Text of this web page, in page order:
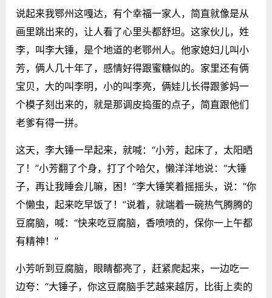
说起来我鄂州这嘎达，有个幸福一家人，简直就像是从
画里跳出来的，让人看了心里头都舒坦。这家伙儿，姓
李，叫李大锤，是个地道的老鄂州人。他家媳妇儿叫小
芳，俩人几十年了，感情好得跟蜜糖似的。家里还有俩
宝贝，大的叫李明，小的叫李亮，俩娃儿长得跟爹妈一
个模子刻出来的，就是那调皮捣蛋的点子，简直跟他们
老爹有得一拼。
这天，李大锤一早起来，就喊：“小芳，起床了，太阳晒
了！”小芳翻了个身，打了个哈欠，懒洋洋地说：“大锤
子，再让我睡会儿嘛，困！”李大锤笑着摇摇头，说：“你
个懒虫，起来吃早饭了！”说着，就端着一碗热气腾腾的
豆腐脑，喊：“快来吃豆腐脑，香喷喷的，保你一上午都
有精神！”
小芳听到豆腐脑，眼睛都亮了，赶紧爬起来，一边吃一
边夸：“大锤子，你这豆腐脑手艺越来越厉，比街上卖的